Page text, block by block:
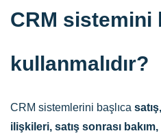
CRM sistemini
kullanmalıdır?
CRM sistemlerini başlıca
ilişkileri, satış sonrası